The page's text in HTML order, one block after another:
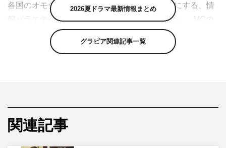
各国のオモシロ動画から“世界の今”を浮き彫りにする、情
報バラエティ『楽しく学ぶ！世界動画ニュース』。
MCの
小峠英二をはじめ、いとうせいこう、稲垣えみ子（元朝日
新聞記者）、堤伸輔（編集者）、徳井健太（平成ノブシコ
回は拡大スペシャル）から、西畑大吾（なにわ男子）と共
2026夏ドラマ最新情報まとめ
グラビア関連記事一覧
関連記事